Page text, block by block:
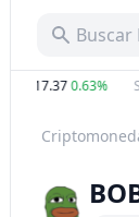
Buscar
$1,917.370.63%